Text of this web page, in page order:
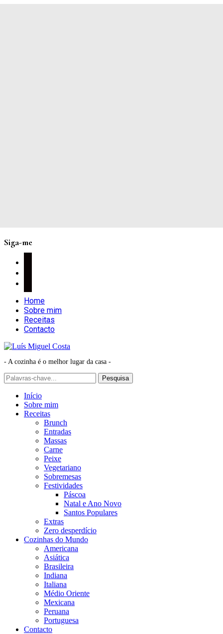
Siga-me
Home
Sobre mim
Receitas
Contacto
- A cozinha é o melhor lugar da casa -
Início
Sobre mim
Receitas
Brunch
Entradas
Massas
Carne
Peixe
Vegetariano
Sobremesas
Festividades
Páscoa
Natal e Ano Novo
Santos Populares
Extras
Zero desperdício
Cozinhas do Mundo
Americana
Asiática
Brasileira
Indiana
Italiana
Médio Oriente
Mexicana
Peruana
Portuguesa
Contacto